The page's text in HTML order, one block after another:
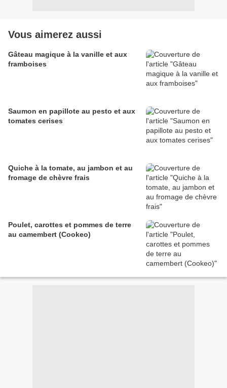
Vous aimerez aussi
Gâteau magique à la vanille et aux
framboises
Saumon en papillote au pesto et aux
tomates cerises
Quiche à la tomate, au jambon et au
fromage de chèvre frais
Poulet, carottes et pommes de terre
au camembert (Cookeo)